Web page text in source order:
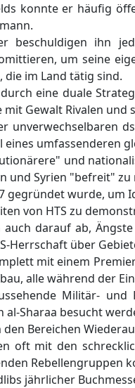
konnte er häufig
beschuldigen ihn
um seine
im Land tätig sind.
eine duale
Gewalt Rivalen
unverwechselbaren
eines umfassenderen
und
und Syrien "befreit" zu
gegründet wurde,
von HTS zu
auch darauf ab,
Herrschaft über
mit einem
alle während der
Militär-
Sharaa besucht
Bereichen
oft mit den
Rebellengruppen
jährlicher